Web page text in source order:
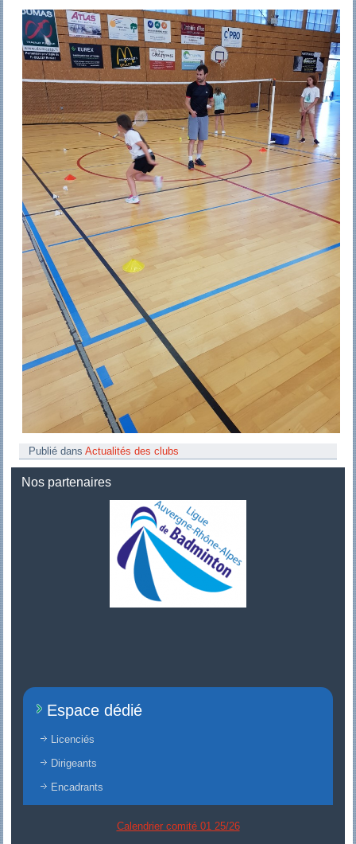
Publié dans Actualités des clubs
Nos partenaires
Espace dédié
Licenciés
Dirigeants
Encadrants
Calendrier comité 01 25/26